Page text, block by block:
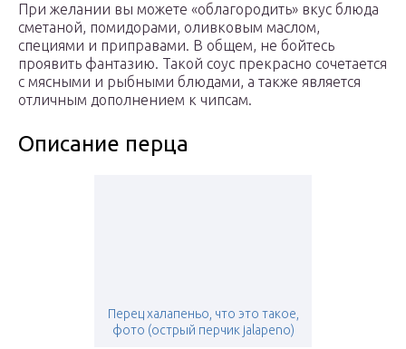
При желании вы можете «облагородить» вкус блюда
сметаной, помидорами, оливковым маслом,
специями и приправами. В общем, не бойтесь
проявить фантазию. Такой соус прекрасно сочетается
с мясными и рыбными блюдами, а также является
отличным дополнением к чипсам.
Описание перца
Перец халапеньо, что это такое,
фото (острый перчик jalapeno)